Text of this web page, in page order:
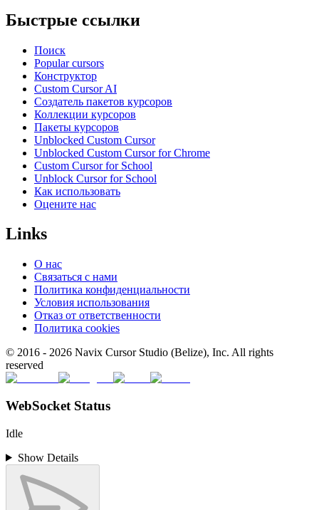
Быстрые ссылки
Поиск
Popular cursors
Конструктор
Custom Cursor AI
Создатель пакетов курсоров
Коллекции курсоров
Пакеты курсоров
Unblocked Custom Cursor
Unblocked Custom Cursor for Chrome
Custom Cursor for School
Unblock Cursor for School
Как использовать
Оцените нас
Links
О нас
Связаться с нами
Политика конфиденциальности
Условия использования
Отказ от ответственности
Политика cookies
© 2016 - 2026 Navix Cursor Studio (Belize), Inc. All rights
reserved
WebSocket Status
Idle
Show Details